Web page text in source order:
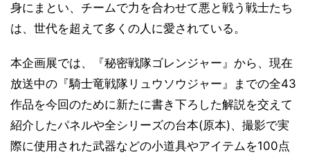
身にまとい、チームで力を合わせて悪と戦う戦士たち
は、世代を超えて多くの人に愛されている。
本企画展では、『秘密戦隊ゴレンジャー』から、現在
放送中の『騎士竜戦隊リュウソウジャー』までの全43
作品を今回のために新たに書き下ろした解説を交えて
紹介したパネルや全シリーズの台本(原本)、撮影で実
際に使用された武器などの小道具やアイテムを100点